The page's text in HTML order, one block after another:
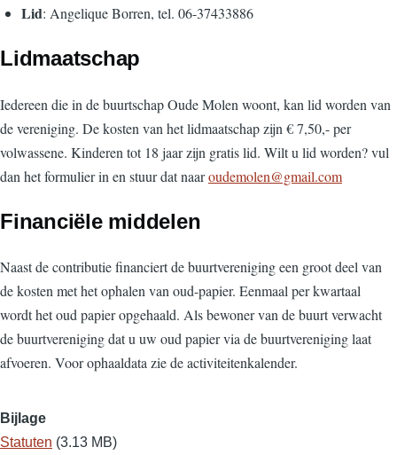
Lid: Angelique Borren, tel. 06-37433886
Lidmaatschap
Iedereen die in de buurtschap Oude Molen woont, kan lid worden van
de vereniging. De kosten van het lidmaatschap zijn € 7,50,- per
volwassene. Kinderen tot 18 jaar zijn gratis lid. Wilt u lid worden? vul
dan het formulier in en stuur dat naaroudemolen@gmail.com
Financiële middelen
Naast de contributie financiert de buurtvereniging een groot deel van
de kosten met het ophalen van oud-papier. Eenmaal per kwartaal
wordt het oud papier opgehaald. Als bewoner van de buurt verwacht
de buurtvereniging dat u uw oud papier via de buurtvereniging laat
afvoeren. Voor ophaaldata zie de activiteitenkalender.
Bijlage
Statuten (3.13 MB)